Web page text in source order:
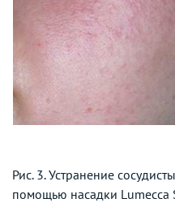
Рис. 3. Устранение
помощью насадки Lumecca